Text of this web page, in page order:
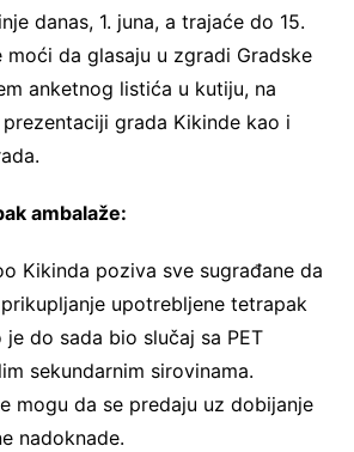
danas, 1. juna, a trajaće do 15.
moći da glasaju u zgradi Gradske
anketnog listića u kutiju, na
grada Kikinde kao i
ambalaže:
Kikinda poziva sve sugrađane da
upotrebljene tetrapak
do sada bio slučaj sa PET
sekundarnim sirovinama.
mogu da se predaju uz dobijanje
nadoknade.